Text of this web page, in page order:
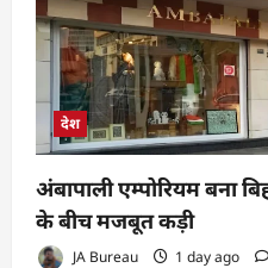
देश
अंबापाली एम्पोरियम बना
के बीच मजबूत कड़ी
JA Bureau 1 day ago